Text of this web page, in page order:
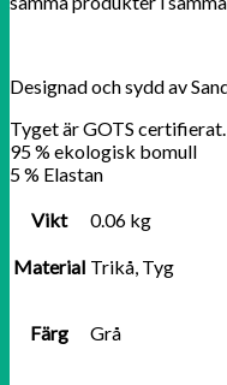
Designad och sydd av
Tyget är GOTS certifierat.
95 % ekologisk bomull
5 % Elastan
Vikt
0.06 kg
Material Trikå, Tyg
Färg Grå